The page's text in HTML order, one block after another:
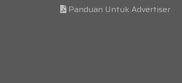
Panduan Untuk Advertiser